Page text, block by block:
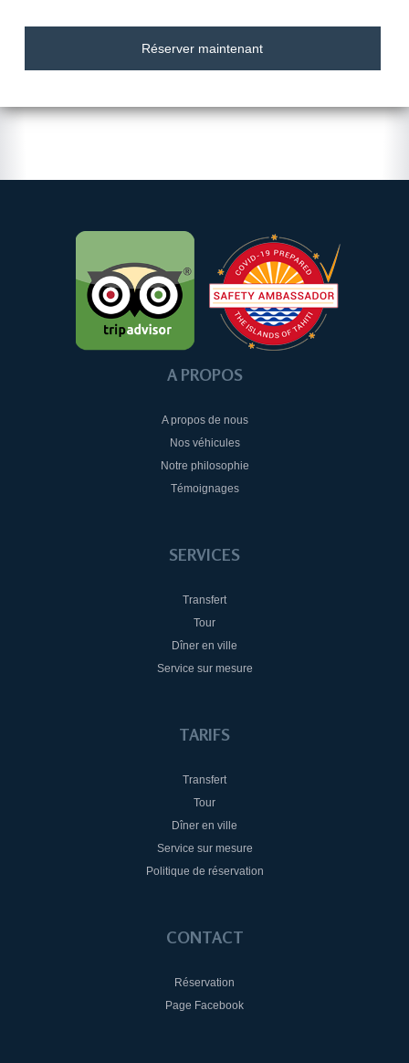
Réserver maintenant
A PROPOS
A propos de nous
Nos véhicules
Notre philosophie
Témoignages
SERVICES
Transfert
Tour
Dîner en ville
Service sur mesure
TARIFS
Transfert
Tour
Dîner en ville
Service sur mesure
Politique de réservation
CONTACT
Réservation
Page Facebook